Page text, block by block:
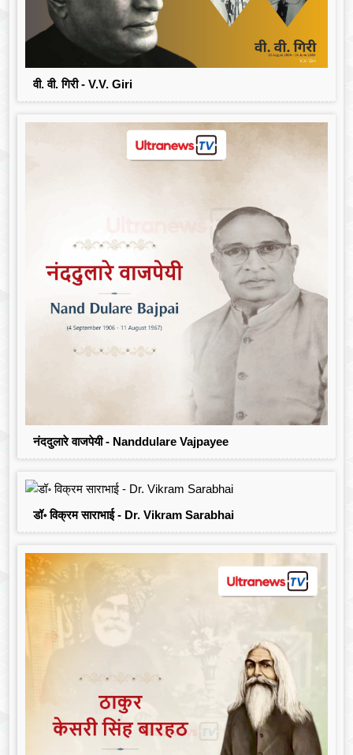
वी. वी. गिरी - V.V. Giri
नंददुलारे वाजपेयी - Nanddulare Vajpayee
डॉ॰ विक्रम साराभाई - Dr. Vikram Sarabhai